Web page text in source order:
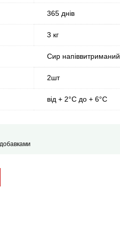
365 днів
3 кг
Сир напіввитриманий
2шт
від + 2°С до + 6°С